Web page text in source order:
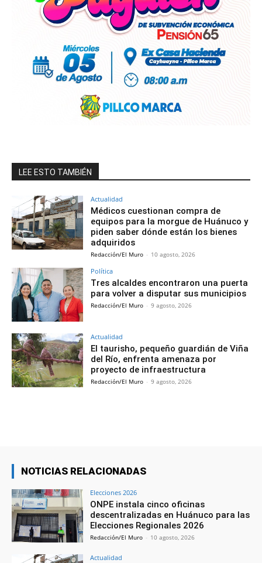
LEE ESTO TAMBIÉN
Actualidad
Médicos cuestionan compra de
equipos para la morgue de Huánuco y
piden saber dónde están los bienes
adquiridos
Redacción/El Muro - 10 agosto, 2026
Política
Tres alcaldes encontraron una puerta
para volver a disputar sus municipios
Redacción/El Muro - 9 agosto, 2026
Actualidad
El taurisho, pequeño guardián de Viña
del Río, enfrenta amenaza por
proyecto de infraestructura
Redacción/El Muro - 9 agosto, 2026
NOTICIAS RELACIONADAS
Elecciones 2026
ONPE instala cinco oficinas
descentralizadas en Huánuco para las
Elecciones Regionales 2026
Redacción/El Muro - 10 agosto, 2026
Actualidad